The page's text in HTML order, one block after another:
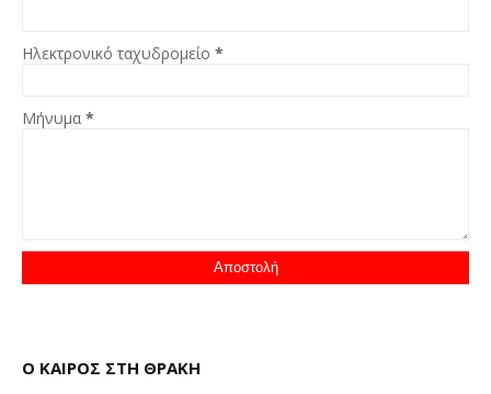
Ηλεκτρονικό ταχυδρομείο *
Μήνυμα *
Ο ΚΑΙΡΟΣ ΣΤΗ ΘΡΑΚΗ